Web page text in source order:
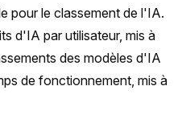
pour le classement de l'IA.
d'IA par utilisateur, mis à
des modèles d'IA
de fonctionnement, mis à